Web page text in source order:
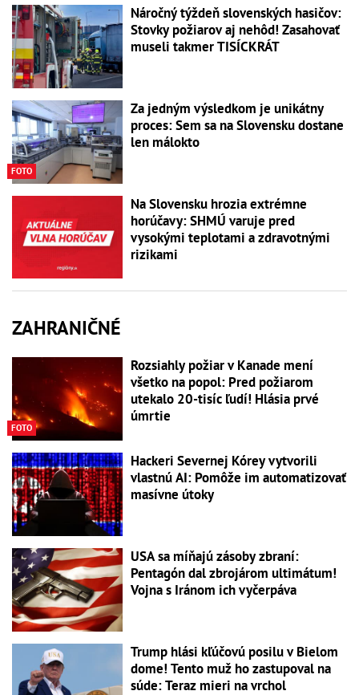
Náročný týždeň slovenských hasičov:
Stovky požiarov aj nehôd! Zasahovať
museli takmer TISÍCKRÁT
FOTO
Za jedným výsledkom je unikátny
proces: Sem sa na Slovensku dostane
len málokto
Na Slovensku hrozia extrémne
horúčavy: SHMÚ varuje pred
vysokými teplotami a zdravotnými
rizikami
ZAHRANIČNÉ
FOTO
Rozsiahly požiar v Kanade mení
všetko na popol: Pred požiarom
utekalo 20-tisíc ľudí! Hlásia prvé
úmrtie
Hackeri Severnej Kórey vytvorili
vlastnú AI: Pomôže im automatizovať
masívne útoky
USA sa míňajú zásoby zbraní:
Pentagón dal zbrojárom ultimátum!
Vojna s Iránom ich vyčerpáva
Trump hlási kľúčovú posilu v Bielom
dome! Tento muž ho zastupoval na
súde: Teraz mieri na vrchol